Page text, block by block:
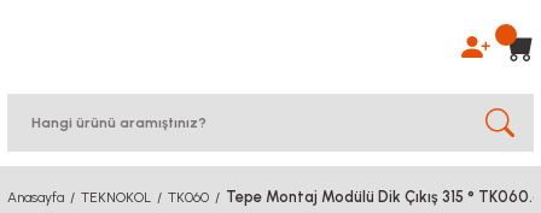
Anasayfa TEKNOKOL TK060 Tepe Montaj Modülü Dik Çıkış 315 °